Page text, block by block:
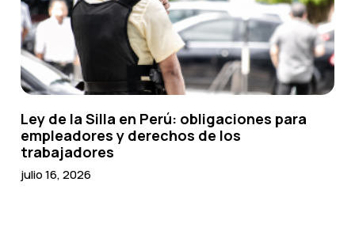
Ley de la Silla en Perú: obligaciones para
empleadores y derechos de los
trabajadores
julio 16, 2026